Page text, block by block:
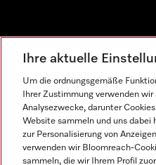
Ihre aktuelle
Um die ordnungsgemäße
Ihrer Zustimmung verwenden
Analysezwecke, darunter
Website sammeln und uns dabei
zur Personalisierung von
verwenden wir Bloomreach-
sammeln, die wir Ihrem Profil